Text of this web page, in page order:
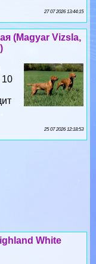
27 07 2026 13:44:15
(Magyar Vizsla,
10
25 07 2026 12:18:53
White